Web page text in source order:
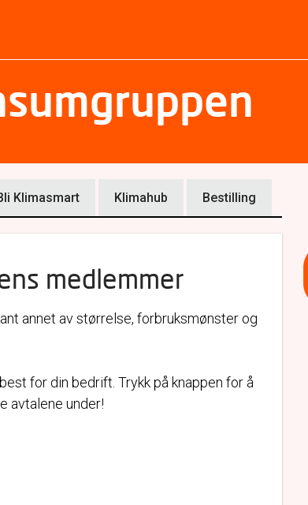
Klimasmart Klimahub Bestilling
medlemmer
annet av størrelse, forbruksmønster og
for din bedrift. Trykk på knappen for å
avtalene under!